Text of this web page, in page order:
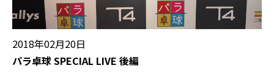
2018年02月20日
パラ卓球 SPECIAL LIVE 後編